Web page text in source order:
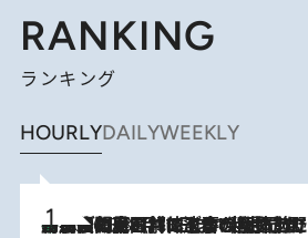
RANKING
ランキング
HOURLYDAILYWEEKLY
2026.8.8
「最後に見られてよかった」上野動物園の東園パンダ舎が解体前に特別公開。8月16日まで延長されたパネル展と共に辿る“半世紀”のパンダ飼育《解体工事の図面あり》